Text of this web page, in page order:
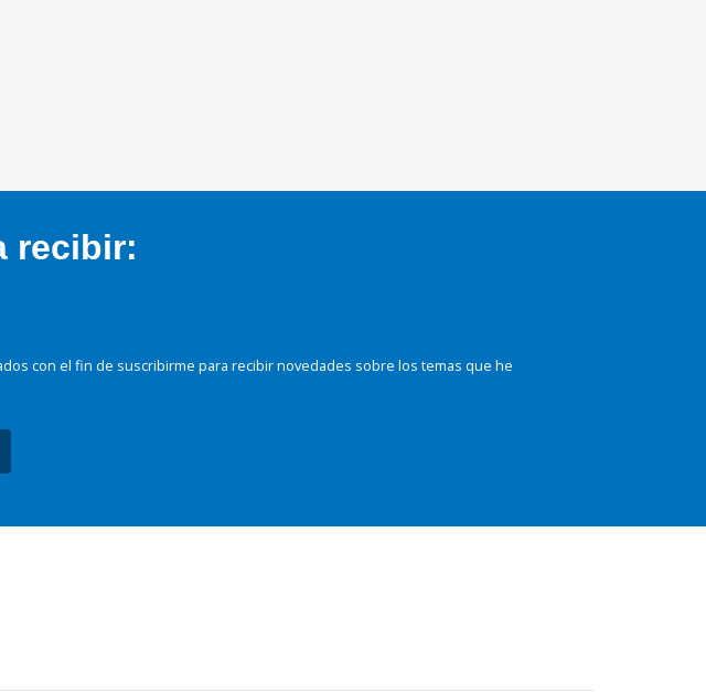
recibir:
con el fin de suscribirme para recibir novedades sobre los temas que he